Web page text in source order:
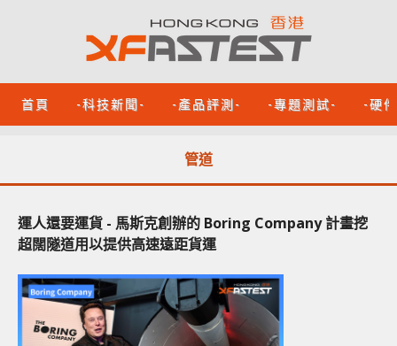
首頁 -科技新聞- -產品評測- -專題測試- -硬
管道
運人還要運貨 - 馬斯克創辦的 Boring Company 計畫挖
超闊隧道用以提供高速遠距貨運